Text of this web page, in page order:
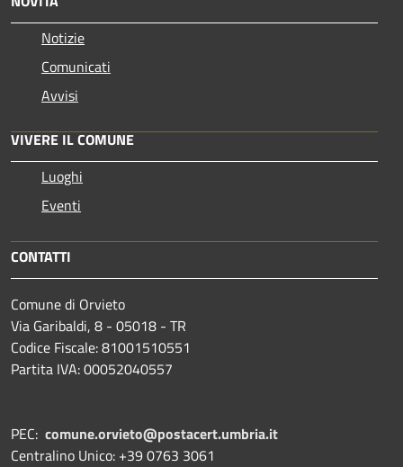
Notizie
Comunicati
Avvisi
VIVERE IL COMUNE
Luoghi
Eventi
CONTATTI
Comune di Orvieto
Via Garibaldi, 8 - 05018 - TR
Codice Fiscale: 81001510551
Partita IVA: 00052040557
PEC: comune.orvieto@postacert.umbria.it
Centralino Unico: +39 0763 3061